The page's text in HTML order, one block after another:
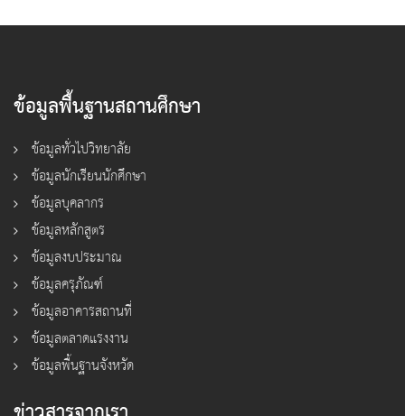
ข้อมูลพื้นฐานสถานศึกษา
ข้อมูลทั่วไปวิทยาลัย
ข้อมูลนักเรียนนักศึกษา
ข้อมูลบุคลากร
ข้อมูลหลักสูตร
ข้อมูลงบประมาณ
ข้อมูลครุภัณฑ์
ข้อมูลอาคารสถานที่
ข้อมูลตลาดแรงงาน
ข้อมูลพื้นฐานจังหวัด